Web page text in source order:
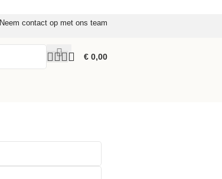
Neem contact op met ons team
€ 0,00